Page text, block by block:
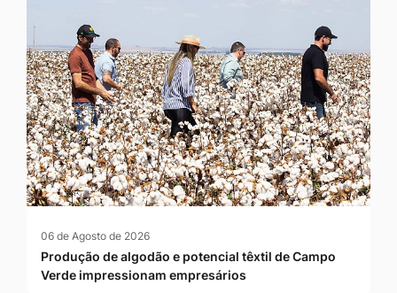
06 de Agosto de 2026
Produção de algodão e potencial têxtil de Campo
Verde impressionam empresários